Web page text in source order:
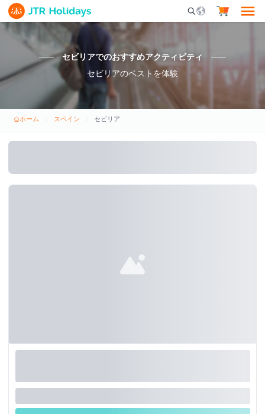
Mobile Search
セビリアでのおすすめアクティビティ
セビリアのベストを体験
ホーム スペイン セビリア